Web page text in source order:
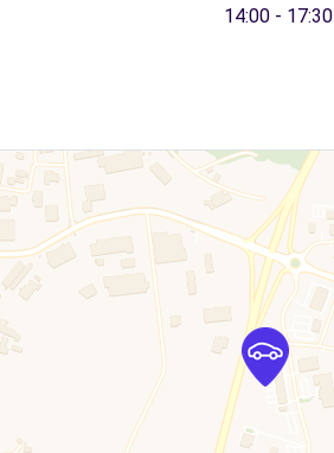
14:00 - 17:30